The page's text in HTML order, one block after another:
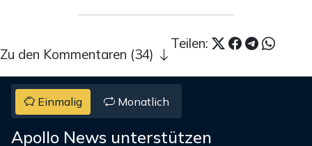
Teilen:
Zu den Kommentaren (34)
Einmalig Monatlich
Apollo News unterstützen